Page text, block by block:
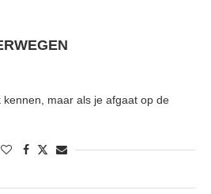
kennen, maar als je afgaat op de